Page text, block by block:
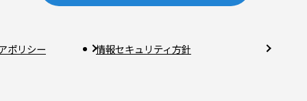
ポリシー 情報セキュリティ方針